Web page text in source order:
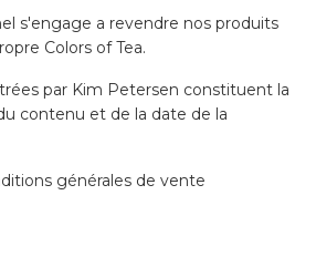
s'engage a revendre nos produits
Colors of Tea.
par Kim Petersen constituent la
contenu et de la date de la
générales de vente